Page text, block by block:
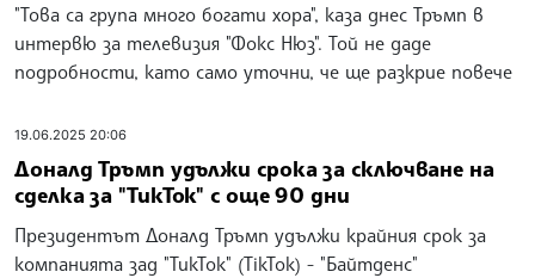
"Това са група много богати хора", каза днес Тръмп в
интервю за телевизия "Фокс Нюз". Той не даде
подробности, като само уточни, че ще разкрие повече
19.06.2025 20:06
Доналд Тръмп удължи срока за сключване на
сделка за "ТикТок" с още 90 дни
Президентът Доналд Тръмп удължи крайния срок за
компанията зад "ТикТок" (TikTok) - "Байтденс"